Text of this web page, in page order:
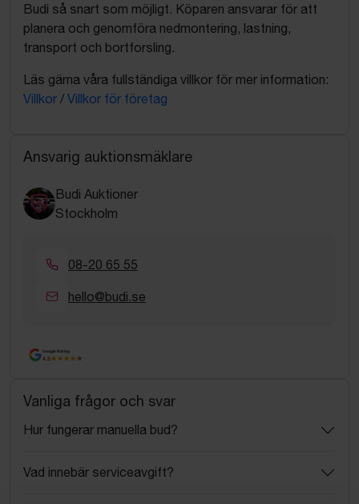
Budi så snart som möjligt. Köparen ansvarar för att
planera och genomföra nedmontering, lastning,
transport och bortforsling.
Läs gärna våra fullständiga villkor för mer information:
Villkor / Villkor för företag
Ansvarig auktionsmäklare
Budi Auktioner
Stockholm
08-20 65 55
hello@budi.se
Google Rating
4.5
Vanliga frågor och svar
Hur fungerar manuella bud?
Vad innebär serviceavgift?